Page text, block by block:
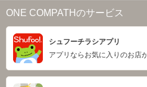
ONE COMPATHのサービス
シュフーチラシアプリ
アプリならお気に入りのお店